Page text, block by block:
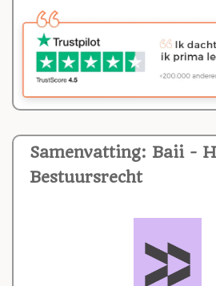
Samenvatting: Baii -
Bestuursrecht